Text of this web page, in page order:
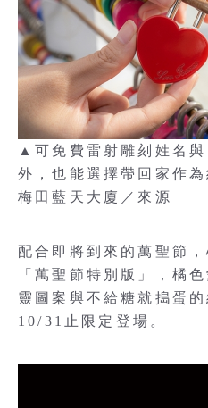
▲可免費雷射雕刻姓名
外，也能選擇帶回家作
梅田藍天大廈／來源
配合即將到來的萬聖節
「萬聖節特別版」，橘
靈圖案與不給糖就搗蛋
10/31止限定登場。